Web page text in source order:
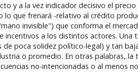
y a la vez indicador decisivo el
que frenará -relativo al crédito
invisible") que conforma el
a los distintos actores.
poca solidez político-legal) y tan
o promedio. En otras palabras,
no-intencionadas o al menos